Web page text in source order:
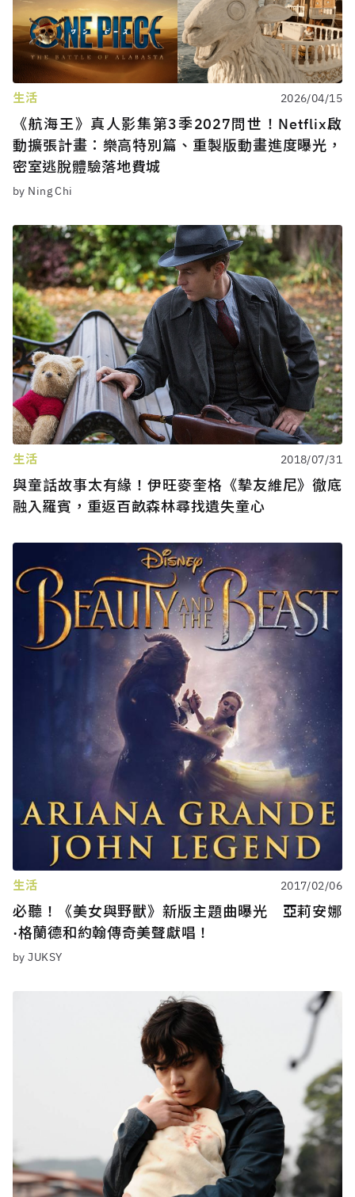
生活 2026/04/15
《航海王》真人影集第3季2027問世！Netflix啟
動擴張計畫：樂高特別篇、重製版動畫進度曝光，
密室逃脫體驗落地費城
by Ning Chi
生活 2018/07/31
與童話故事太有緣！伊旺麥奎格《摰友維尼》徹底
融入羅賓，重返百畝森林尋找遺失童心
生活 2017/02/06
必聽！《美女與野獸》新版主題曲曝光 亞莉安娜
·格蘭德和約翰傳奇美聲獻唱！
by JUKSY